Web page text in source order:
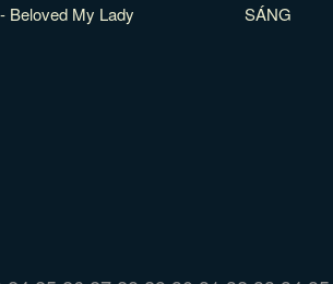
- Beloved My Lady SÁNG